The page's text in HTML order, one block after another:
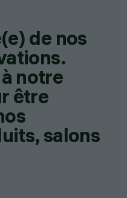
de nos
notre
être
salons